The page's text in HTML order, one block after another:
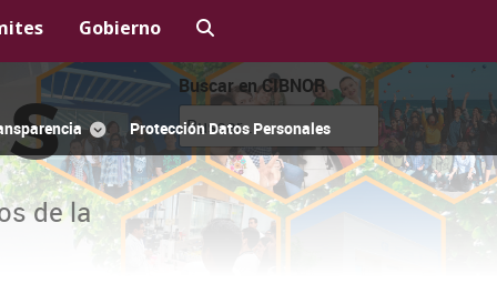
Gobierno
Protección Datos Personales
de la
Buscar en CIBNOR